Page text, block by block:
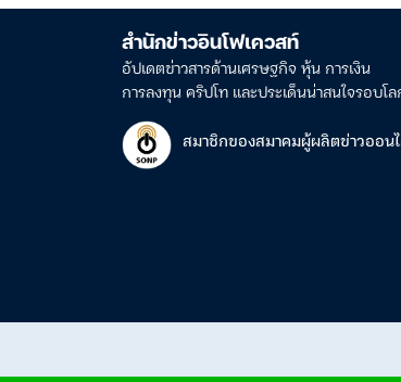
สำนักข่าวอินโฟเควสท์
อัปเดตข่าวสารด้านเศรษฐกิจ หุ้น การเงิน
การลงทุน คริปโท และประเด็นน่าสนใจรอบโ
สมาชิกของสมาคมผู้ผลิตข่าวออน